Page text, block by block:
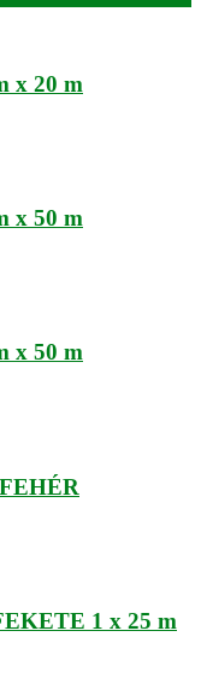
x 20 m
x 50 m
x 50 m
1 x 25 m